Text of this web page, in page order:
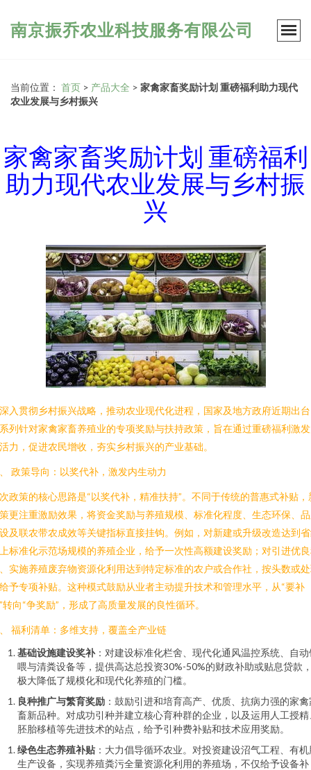
南京振乔农业科技服务有限公司
当前位置： 首页 > 产品大全 > 家禽家畜奖励计划 重磅福利助力现代
农业发展与乡村振兴
家禽家畜奖励计划 重磅福利
助力现代农业发展与乡村振
兴
入贯彻乡村振兴战略，推动农业现代化进程，国家及地方政府近期出
列针对家禽家畜养殖业的专项奖励与扶持政策，旨在通过重磅福利激
力，促进农民增收，夯实乡村振兴的产业基础。
政策导向：以奖代补，激发内生动力
政策的核心思路是“以奖代补，精准扶持”。不同于传统的普惠式补贴，
更注重激励效果，将资金奖励与养殖规模、标准化程度、生态环保、
及联农带农成效等关键指标直接挂钩。例如，对新建或升级改造达到
标准化示范场规模的养殖企业，给予一次性高额建设奖励；对引进优
实施养殖废弃物资源化利用达到特定标准的农户或合作社，按头数或
予专项补贴。这种模式鼓励从业者主动提升技术和管理水平，从“要补
转向“争奖励”，形成了高质量发展的良性循环。
福利清单：多维支持，覆盖全产业链
基础设施建设奖补：对建设标准化栏舍、现代化通风温控系统、自动
喂与清粪设备等，提供高达总投资30%-50%的财政补助或贴息贷款
极大降低了规模化和现代化养殖的门槛。
良种推广与繁育奖励 ：鼓励引进和培育高产、优质、抗病力强的家
畜新品种。对成功引种并建立核心育种群的企业，以及运用人工授精
胚胎移植等先进技术的站点，给予引种费补贴和技术应用奖励。
绿色生态养殖补贴 ：大力倡导循环农业。对投资建设沼气工程、有
生产设备，实现养殖粪污全量资源化利用的养殖场，不仅给予设备补